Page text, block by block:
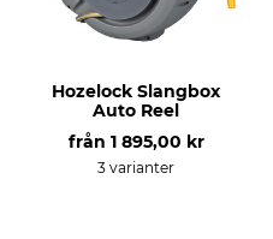
Hozelock Slangbox
Auto Reel
från 1 895,00 kr
3 varianter